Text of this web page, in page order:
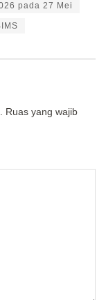
pada 27 Mei
Ruas yang wajib